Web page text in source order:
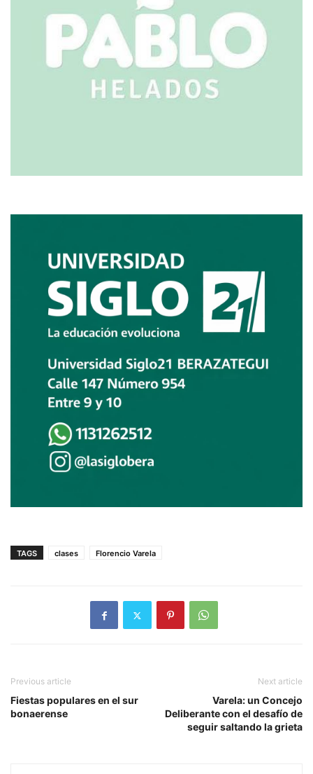
TAGS clases Florencio Varela
Previous article
Fiestas populares en el sur
bonaerense
Next article
Varela: un Concejo
Deliberante con el desafío de
seguir saltando la grieta